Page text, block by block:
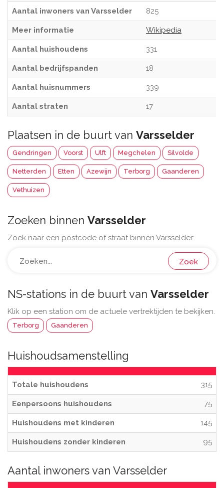
Aantal inwoners van Varsselder 825
Meer informatie Wikipedia
Aantal huishoudens 331
Aantal bedrijfspanden 18
Aantal huisnummers 339
Aantal straten 17
Plaatsen in de buurt van Varsselder
Gendringen Voorst Ulft Megchelen Silvolde
Netterden Etten Azewijn Terborg Gaanderen
Vethuizen
Zoeken binnen Varsselder
Zoek naar een postcode of straat binnen Varsselder:
Zoek
NS-stations in de buurt van Varsselder
Klik op een station om de actuele vertrektijden te bekijken.
Terborg Gaanderen
Huishoudsamenstelling
Totale huishoudens 315
Eenpersoons huishoudens 75
Huishoudens met kinderen 145
Huishoudens zonder kinderen 95
Aantal inwoners van Varsselder